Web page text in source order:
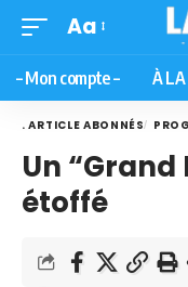
Aa
– Mon compte – À LA
. ARTICLE ABONNÉS
Un “Grand
étoffé